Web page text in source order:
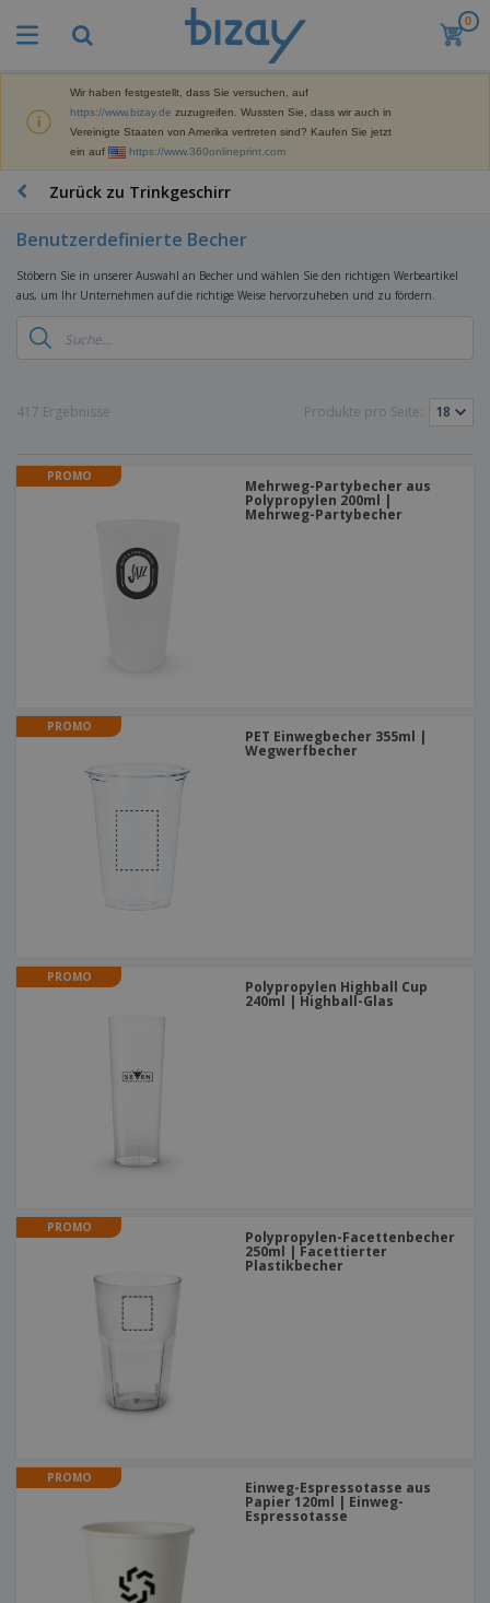
0
Wir haben festgestellt, dass Sie versuchen, auf
https://www.bizay.de zuzugreifen. Wussten Sie, dass wir auch in
Vereinigte Staaten von Amerika vertreten sind? Kaufen Sie jetzt
ein auf
https://www.360onlineprint.com
Zurück zu Trinkgeschirr
Benutzerdefinierte Becher
Stöbern Sie in unserer Auswahl an Becher und wählen Sie den richtigen Werbeartikel
aus, um Ihr Unternehmen auf die richtige Weise hervorzuheben und zu fördern.
417 Ergebnisse Produkte pro Seite:
PROMO
Mehrweg-Partybecher aus
Polypropylen 200ml |
Mehrweg-Partybecher
PROMO
PET Einwegbecher 355ml |
Wegwerfbecher
PROMO
Polypropylen Highball Cup
240ml | Highball-Glas
PROMO
Polypropylen-Facettenbecher
250ml | Facettierter
Plastikbecher
PROMO
Einweg-Espressotasse aus
Papier 120ml | Einweg-
Espressotasse